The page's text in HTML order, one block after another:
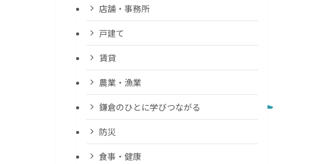
店舗・事務所
戸建て
賃貸
農業・漁業
鎌倉のひとに学びつながる
防災
食事・健康